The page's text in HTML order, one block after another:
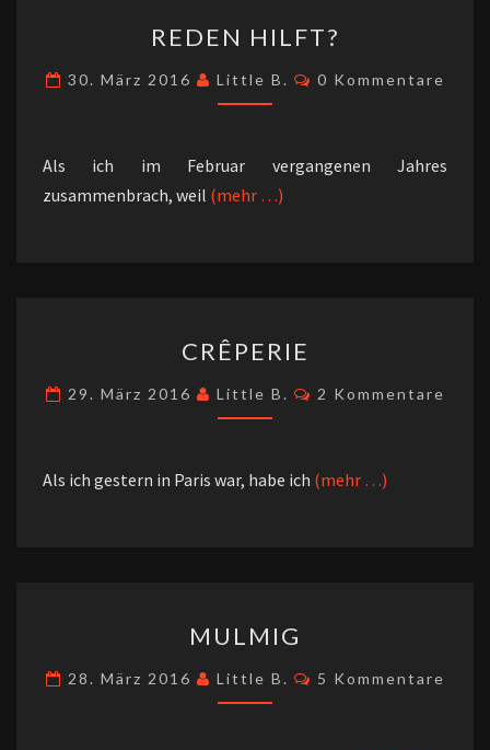
HILFT?
REDEN HILFT?
30. März 2016 Little B. Kommentare
0 Kommentare
Als ich im Februar vergangenen Jahres
zusammenbrach, weil (mehr …)
CRÊPERIE
29. März 2016 Little B. Kommentare
2 Kommentare
Als ich gestern in Paris war, habe ich (mehr …)
MULMIG
28. März 2016 Little B. Kommentare
5 Kommentare